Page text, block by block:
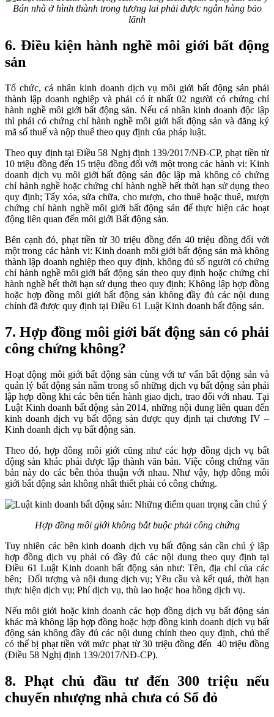
Bán nhà ở hình thành trong tương lai phải được ngân hàng bảo
lãnh
6. Điều kiện hành nghề môi giới bất động
sản
Tổ chức, cá nhân kinh doanh dịch vụ môi giới bất động sản phải
thành lập doanh nghiệp và phải có ít nhất 02 người có chứng chỉ
hành nghề môi giới bất động sản. Nếu cá nhân kinh doanh độc lập
thì phải có chứng chỉ hành nghề môi giới bất động sản và đăng ký
mã số thuế và nộp thuế theo quy định của pháp luật.
Theo quy định tại Điều 58 Nghị định 139/2017/NĐ-CP, phạt tiền từ
10 triệu đồng đến 15 triệu đồng đối với một trong các hành vi: Kinh
doanh dịch vụ môi giới bất động sản độc lập mà không có chứng
chỉ hành nghề hoặc chứng chỉ hành nghề hết thời hạn sử dụng theo
quy định; Tẩy xóa, sửa chữa, cho mượn, cho thuê hoặc thuê, mượn
chứng chỉ hành nghề môi giới bất động sản để thực hiện các hoạt
động liên quan đến môi giới Bất động sản.
Bên cạnh đó, phạt tiền từ 30 triệu đồng đến 40 triệu đồng đối với
một trong các hành vi: Kinh doanh môi giới bất động sản mà không
thành lập doanh nghiệp theo quy định, không đủ số người có chứng
chỉ hành nghề môi giới bất động sản theo quy định hoặc chứng chỉ
hành nghề hết thời hạn sử dụng theo quy định; Không lập hợp đồng
hoặc hợp đồng môi giới bất động sản không đầy đủ các nội dung
chính đã được quy định tại Điều 61 Luật Kinh doanh bất động sản.
7. Hợp đồng môi giới bất động sản có phải
công chứng không?
Hoạt động môi giới bất động sản cùng với tư vấn bất động sản và
quản lý bất động sản nằm trong số những dịch vụ bất động sản phải
lập hợp đồng khi các bên tiến hành giao dịch, trao đổi với nhau. Tại
Luật Kinh doanh bất động sản 2014, những nội dung liên quan đến
kinh doanh dịch vụ bất động sản được quy định tại chương IV –
Kinh doanh dịch vụ bất động sản.
Theo đó, hợp đồng môi giới cũng như các hợp đồng dịch vụ bất
động sản khác phải được lập thành văn bản. Việc công chứng văn
bản này do các bên thỏa thuận với nhau. Như vậy, hợp đồng môi
giới bất động sản không nhất thiết phải có công chứng.
Hợp đồng môi giới không bắt buộc phải công chứng
Tuy nhiên các bên kinh doanh dịch vụ bất động sản cần chú ý lập
hợp đồng dịch vụ phải có đầy đủ các nội dung theo quy định tại
Điều 61 Luật Kinh doanh bất động sản như: Tên, địa chỉ của các
bên; Đối tượng và nội dung dịch vụ; Yêu cầu và kết quả, thời hạn
thực hiện dịch vụ; Phí dịch vụ, thù lao hoặc hoa hồng dịch vụ.
Nếu môi giới hoặc kinh doanh các hợp đồng dịch vụ bất động sản
khác mà không lập hợp đồng hoặc hợp đồng kinh doanh dịch vụ bất
động sản không đầy đủ các nội dung chính theo quy định, chủ thể
có thể bị phạt tiền với mức phạt từ 30 triệu đồng đến 40 triệu đồng
(Điều 58 Nghị định 139/2017/NĐ-CP).
8. Phạt chủ đầu tư đến 300 triệu nếu
chuyển nhượng nhà chưa có Sổ đỏ